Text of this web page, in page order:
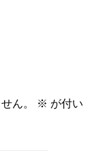
ん。 ※ が付い